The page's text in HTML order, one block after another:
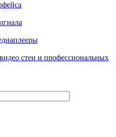
стен и профессиональных